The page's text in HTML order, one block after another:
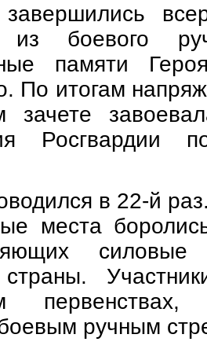
из боевого
памяти
По итогам
зачете
Росгвардии
в 22-й
места
страны.
первенствах,
ручным